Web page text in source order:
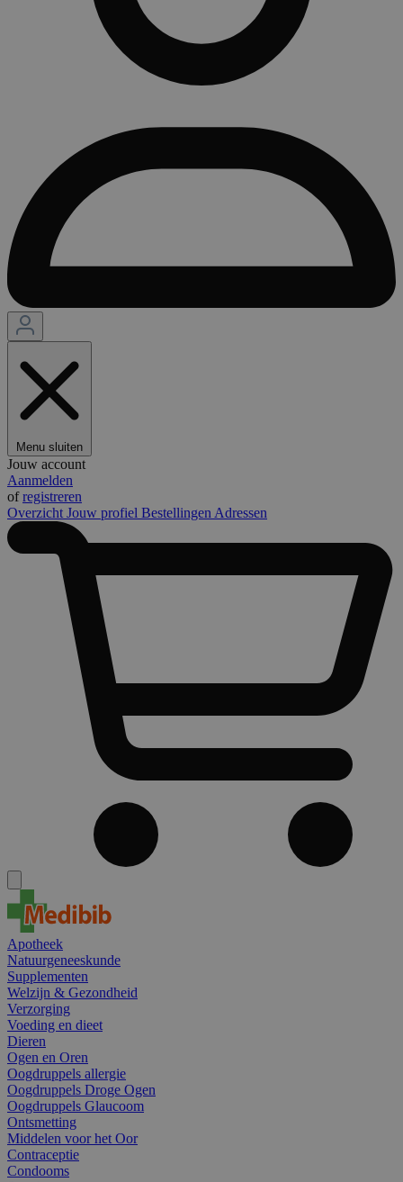
Menu sluiten
Jouw account
Aanmelden
ofregistreren
Overzicht Jouw profiel Bestellingen Adressen
Apotheek
Natuurgeneeskunde
Supplementen
Welzijn & Gezondheid
Verzorging
Voeding en dieet
Dieren
Ogen en Oren
Oogdruppels allergie
Oogdruppels Droge Ogen
Oogdruppels Glaucoom
Ontsmetting
Middelen voor het Oor
Contraceptie
Condooms